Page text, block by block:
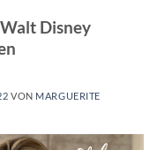
Disney
VON MARGUERITE